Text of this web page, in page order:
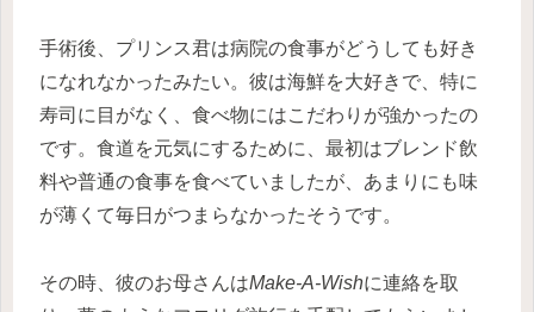
手術後、プリンス君は病院の食事がどうしても好き
になれなかったみたい。彼は海鮮を大好きで、特に
寿司に目がなく、食べ物にはこだわりが強かったの
です。食道を元気にするために、最初はブレンド飲
料や普通の食事を食べていましたが、あまりにも味
が薄くて毎日がつまらなかったそうです。
その時、彼のお母さんはMake-A-Wishに連絡を取